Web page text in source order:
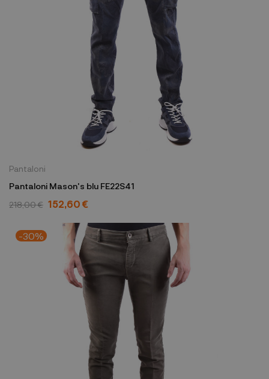
Pantaloni
Pantaloni Mason's blu FE22S41
218,00 € 152,60 €
-30%